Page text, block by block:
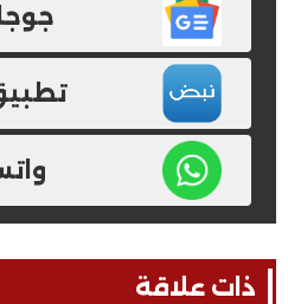
ذات علاقة